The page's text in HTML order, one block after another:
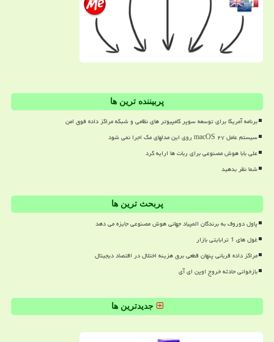
پربیننده ترین ها
برنامه آمریکا برای توسعه سوپر کامپیوتر های نظامی و شبکه مراکز داده فوق امن
سیستم عامل macOS ۲۷ روی این مدلهای مک اجرا نمی شود
علی بابا هوش مصنوعی برای ربات ها ارایه کرد
شما نظر بدهید
پربحث ترین ها
پاول دوروف به برندگان المپیاد جهانی هوش مصنوعی جایزه می دهد
غول های 1 ترابایتی بازار
مراکز داده قربانی پنهان قطعی برق هزینه اختلال در اقتصاد دیجیتال
بازخوانی حادثه خروج اوپن ای آی
جدیدترین ها